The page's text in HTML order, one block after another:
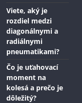
Viete, aký je
rozdiel medzi
diagonálnymi a
radiálnymi
pneumatikami?
Čo je uťahovací
moment na
kolesá a prečo je
dôležitý?